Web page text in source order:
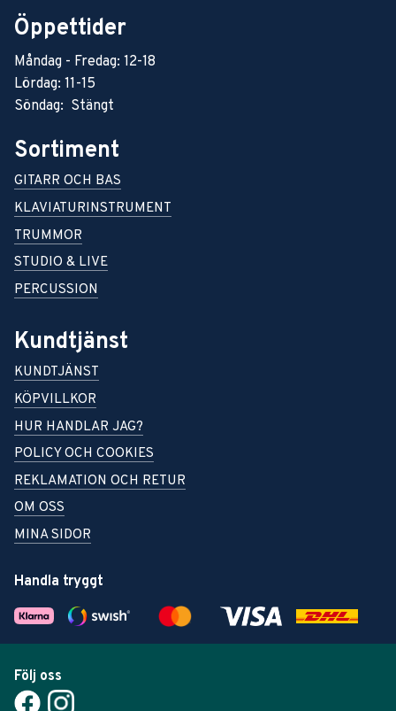
Öppettider
Måndag - Fredag: 12-18
Lördag: 11-15
Söndag: Stängt
Sortiment
GITARR OCH BAS
KLAVIATURINSTRUMENT
TRUMMOR
STUDIO & LIVE
PERCUSSION
Kundtjänst
KUNDTJÄNST
KÖPVILLKOR
HUR HANDLAR JAG?
POLICY OCH COOKIES
REKLAMATION OCH RETUR
OM OSS
MINA SIDOR
Handla tryggt
Följ oss